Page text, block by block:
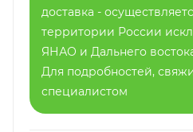
доставка -
территории России
ЯНАО и Дальнего
Для подробностей,
специалистом